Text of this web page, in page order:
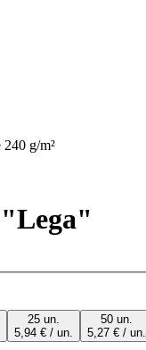
g/m²
25 un.
5,94 € / un.
50 un.
5,27 € / un.